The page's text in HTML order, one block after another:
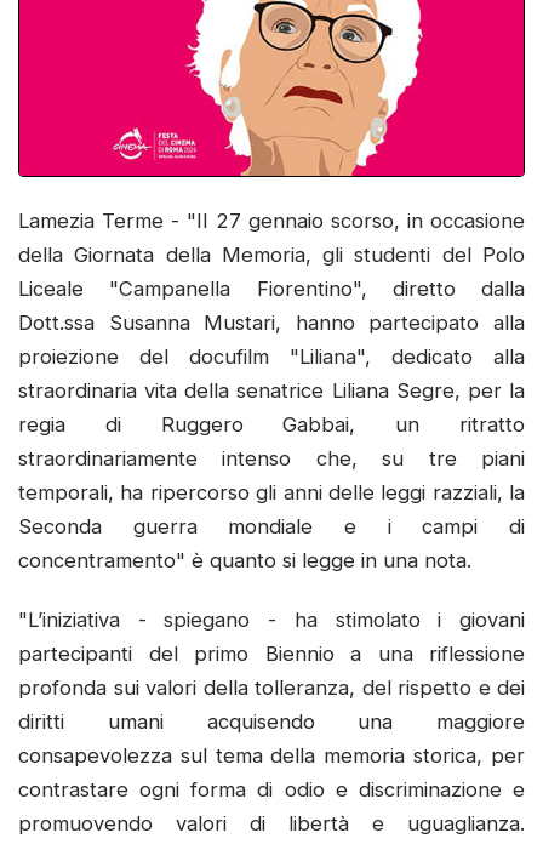
Lamezia Terme - "Il 27 gennaio scorso, in occasione
della Giornata della Memoria, gli studenti del Polo
Liceale "Campanella Fiorentino", diretto dalla
Dott.ssa Susanna Mustari, hanno partecipato alla
proiezione del docufilm "Liliana", dedicato alla
straordinaria vita della senatrice Liliana Segre, per la
regia di Ruggero Gabbai, un ritratto
straordinariamente intenso che, su tre piani
temporali, ha ripercorso gli anni delle leggi razziali, la
Seconda guerra mondiale e i campi di
concentramento" è quanto si legge in una nota.
"L’iniziativa - spiegano - ha stimolato i giovani
partecipanti del primo Biennio a una riflessione
profonda sui valori della tolleranza, del rispetto e dei
diritti umani acquisendo una maggiore
consapevolezza sul tema della memoria storica, per
contrastare ogni forma di odio e discriminazione e
promuovendo valori di libertà e uguaglianza.